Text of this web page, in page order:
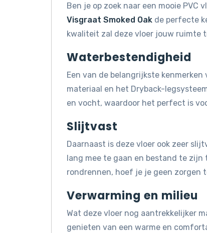
Ben je op zoek naar een mooie PVC
Visgraat Smoked Oak de perfecte
kwaliteit zal deze vloer jouw ruimte
Waterbestendigheid
Een van de belangrijkste
materiaal en het Dryback-
en vocht, waardoor het perfect is
Slijtvast
Daarnaast is deze vloer ook zeer
lang mee te gaan en bestand te
rondrennen, hoef je je geen zorgen
Verwarming en milieu
Wat deze vloer nog aantrekkelijker
genieten van een warme en